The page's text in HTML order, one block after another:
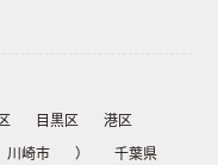
目黒区
港区
川崎市 ）
千葉県